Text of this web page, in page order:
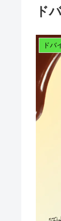
ド
ドバ